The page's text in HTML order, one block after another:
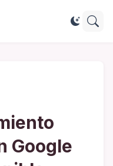
Google